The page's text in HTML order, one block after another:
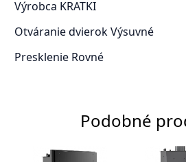
Výrobca KRATKI
Otváranie dvierokVýsuvné
Presklenie Rovné
Podobné